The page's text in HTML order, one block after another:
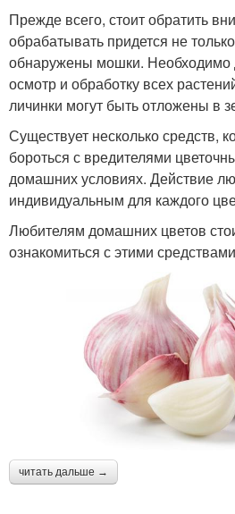
Прежде всего, стоит обратить
обрабатывать придется не
обнаружены мошки. Необходимо
осмотр и обработку всех
личинки могут быть отложены в
Существует несколько средств,
бороться с вредителями
домашних условиях. Действие
индивидуальным для каждого
Любителям домашних цветов
ознакомиться с этими
читать дальше →